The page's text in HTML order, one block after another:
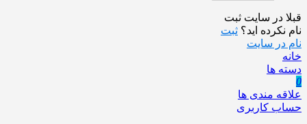
قبلا در سایت ثبت
نام نکرده اید؟ ثبت
نام در سایت
خانه
دسته ها
0
علاقه مندی ها
حساب کاربری